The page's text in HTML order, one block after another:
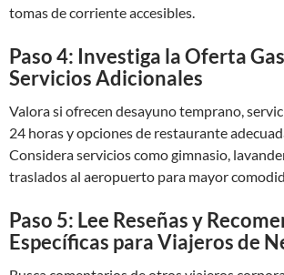
tomas de corriente accesibles.
Paso 4: Investiga la Oferta
Servicios Adicionales
Valora si ofrecen desayuno temprano,
24 horas y opciones de restaurante
Considera servicios como gimnasio,
traslados al aeropuerto para mayor
Paso 5: Lee Reseñas y
Específicas para Viajeros de